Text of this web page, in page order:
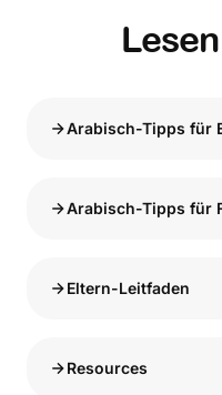
Arabisch-Tipps für
Arabisch-Tipps für
Eltern-Leitfaden
Resources